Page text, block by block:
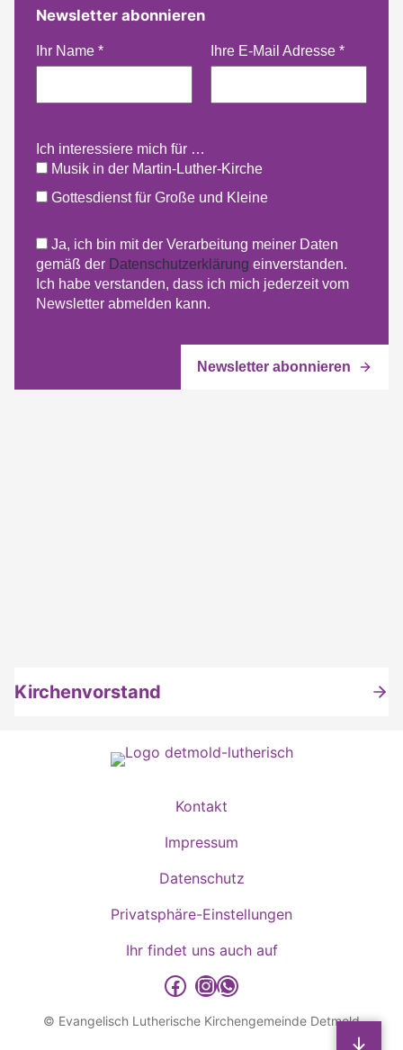
Newsletter abonnieren
Ihr Name * Ihre E-Mail Adresse *
Ich interessiere mich für …
Musik in der Martin-Luther-Kirche
Gottesdienst für Große und Kleine
Ja, ich bin mit der Verarbeitung meiner Daten
gemäß der Datenschutzerklärung einverstanden.
Ich habe verstanden, dass ich mich jederzeit vom
Newsletter abmelden kann.
Kirchenvorstand
Kontakt
Impressum
Datenschutz
Privatsphäre-Einstellungen
Ihr findet uns auch auf
detmold-lutherisch auf Facebook
detmold-lutherisch auf Instagram
detmold-lutherisch auf WhatsApp
© Evangelisch Lutherische Kirchengemeinde Detmold